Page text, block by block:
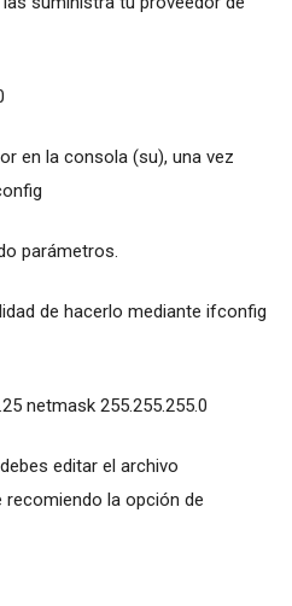
en la consola (su), una vez
parámetros.
de hacerlo mediante ifconfig
netmask 255.255.255.0
editar el archivo
la opción de